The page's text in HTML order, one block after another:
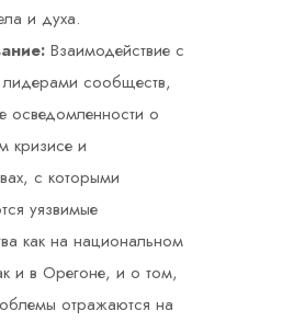
и духа.
Взаимодействие с
сообществ,
осведомленности о
кризисе и
с которыми
уязвимые
как на национальном
и в Орегоне, и о том,
отражаются на